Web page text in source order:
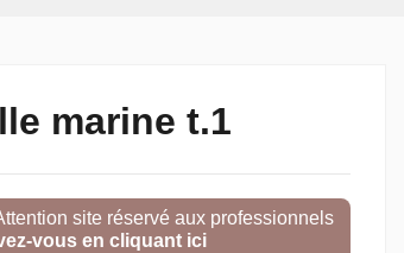
marine t.1
site réservé aux professionnels
vous en cliquant ici